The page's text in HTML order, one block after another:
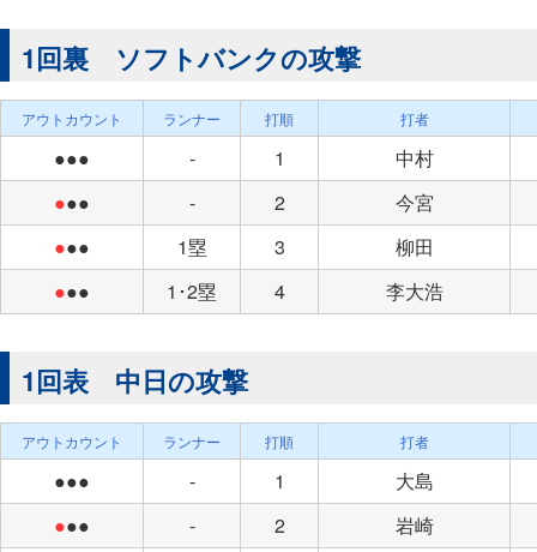
1回裏 ソフトバンクの攻撃
アウトカウント ランナー 打順 打者
●●● - 1
中村
●●● - 2
今宮
●●● 1塁 3
柳田
●●● 1･2塁 4 李大浩
1回表 中日の攻撃
アウトカウント ランナー 打順 打者
●●● - 1
大島
●●● - 2
岩崎